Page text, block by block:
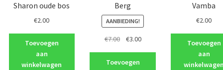
Sharon oude bos
€2.00
Toevoegen
aan
winkelwagen
Berg
AANBIEDING!
€7.00
Oorspronkelijke
was:
€3.00Huidige
Toevoegen
Vamba
€2.00
Toevoegen
aan
winkelwagen